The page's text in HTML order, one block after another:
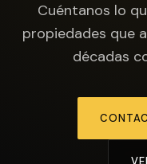
Cuéntanos lo
propiedades que
décadas